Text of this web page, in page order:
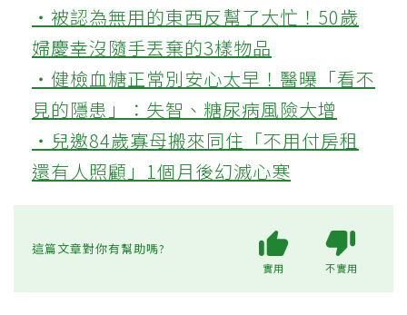
‧被認為無用的東西反幫了大忙！50歲
婦慶幸沒隨手丟棄的3樣物品
‧健檢血糖正常別安心太早！醫曝「看不
見的隱患」：失智、糖尿病風險大增
‧兒邀84歲寡母搬來同住「不用付房租
還有人照顧」1個月後幻滅心寒
這篇文章對你有幫助嗎?
實用 不實用